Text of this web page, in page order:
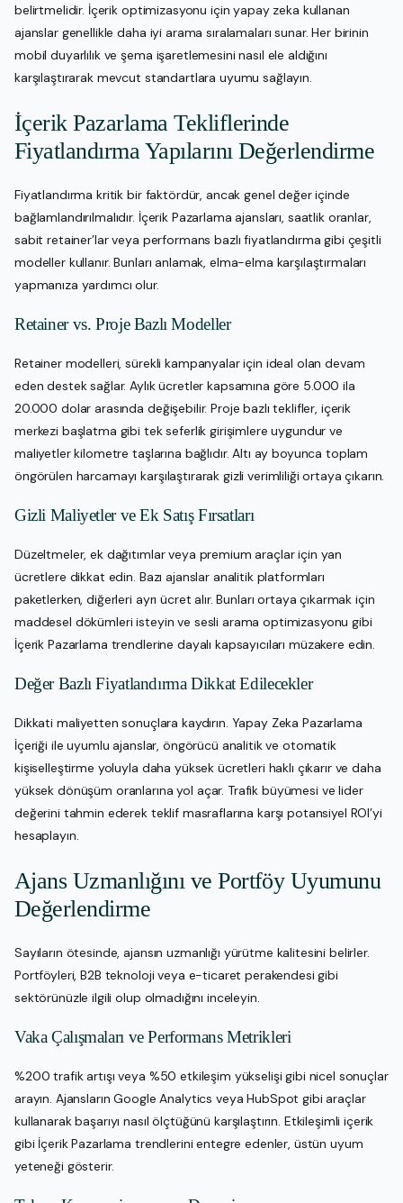
belirtmelidir. İçerik optimizasyonu için yapay zeka kullanan
ajanslar genellikle daha iyi arama sıralamaları sunar. Her birinin
mobil duyarlılık ve şema işaretlemesini nasıl ele aldığını
karşılaştırarak mevcut standartlara uyumu sağlayın.
İçerik Pazarlama Tekliflerinde
Fiyatlandırma Yapılarını Değerlendirme
Fiyatlandırma kritik bir faktördür, ancak genel değer içinde
bağlamlandırılmalıdır. İçerik Pazarlama ajansları, saatlik oranlar,
sabit retainer’lar veya performans bazlı fiyatlandırma gibi çeşitli
modeller kullanır. Bunları anlamak, elma-elma karşılaştırmaları
yapmanıza yardımcı olur.
Retainer vs. Proje Bazlı Modeller
Retainer modelleri, sürekli kampanyalar için ideal olan devam
eden destek sağlar. Aylık ücretler kapsamına göre 5.000 ila
20.000 dolar arasında değişebilir. Proje bazlı teklifler, içerik
merkezi başlatma gibi tek seferlik girişimlere uygundur ve
maliyetler kilometre taşlarına bağlıdır. Altı ay boyunca toplam
öngörülen harcamayı karşılaştırarak gizli verimliliği ortaya çıkarın.
Gizli Maliyetler ve Ek Satış Fırsatları
Düzeltmeler, ek dağıtımlar veya premium araçlar için yan
ücretlere dikkat edin. Bazı ajanslar analitik platformları
paketlerken, diğerleri ayrı ücret alır. Bunları ortaya çıkarmak için
maddesel dökümleri isteyin ve sesli arama optimizasyonu gibi
İçerik Pazarlama trendlerine dayalı kapsayıcıları müzakere edin.
Değer Bazlı Fiyatlandırma Dikkat Edilecekler
Dikkati maliyetten sonuçlara kaydırın. Yapay Zeka Pazarlama
İçeriği ile uyumlu ajanslar, öngörücü analitik ve otomatik
kişiselleştirme yoluyla daha yüksek ücretleri haklı çıkarır ve daha
yüksek dönüşüm oranlarına yol açar. Trafik büyümesi ve lider
değerini tahmin ederek teklif masraflarına karşı potansiyel ROI’yi
hesaplayın.
Ajans Uzmanlığını ve Portföy Uyumunu
Değerlendirme
Sayıların ötesinde, ajansın uzmanlığı yürütme kalitesini belirler.
Portföyleri, B2B teknoloji veya e-ticaret perakendesi gibi
sektörünüzle ilgili olup olmadığını inceleyin.
Vaka Çalışmaları ve Performans Metrikleri
%200 trafik artışı veya %50 etkileşim yükselişi gibi nicel sonuçlar
arayın. Ajansların Google Analytics veya HubSpot gibi araçlar
kullanarak başarıyı nasıl ölçtüğünü karşılaştırın. Etkileşimli içerik
gibi İçerik Pazarlama trendlerini entegre edenler, üstün uyum
yeteneği gösterir.